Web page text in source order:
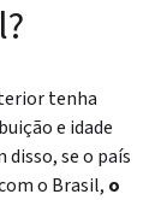
tenha
e idade
disso, se o país
o Brasil, o